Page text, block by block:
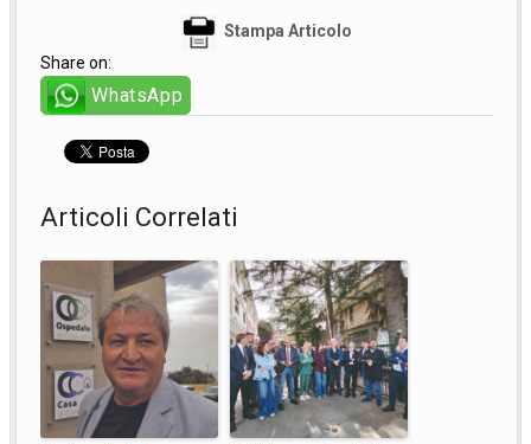
Stampa Articolo
Share on:
WhatsApp
Articoli Correlati